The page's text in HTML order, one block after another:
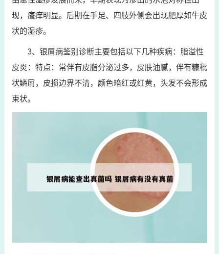
现，瘙痒明显。后期在手足、四肢外侧会出现肥厚如牛皮
状的湿疹。
3、银屑病鉴别诊断主要包括以下几种疾病：脂溢性
皮炎：特点：常伴有皮脂分泌过多，皮肤油腻，伴有糠秕
状鳞屑，皮损边界不清，颜色暗红或红黄，头发不会形成
束状。